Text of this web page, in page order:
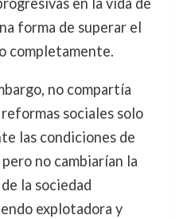
forma de superar el
completamente.
no compartía
sociales solo
las condiciones de
no cambiarían la
la sociedad
explotadora y